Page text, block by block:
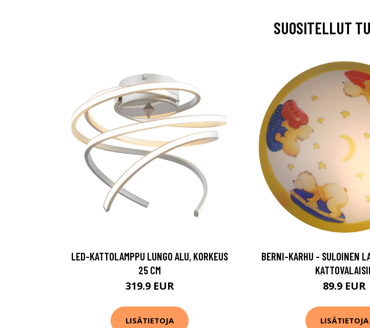
SUOSITELLUT
LED-KATTOLAMPPU LUNGO ALU, KORKEUS
25 CM
319.9 EUR
LISÄTIETOJA
BERNI-KARHU - SULOINEN
89.9 EUR
LISÄTIETOJA